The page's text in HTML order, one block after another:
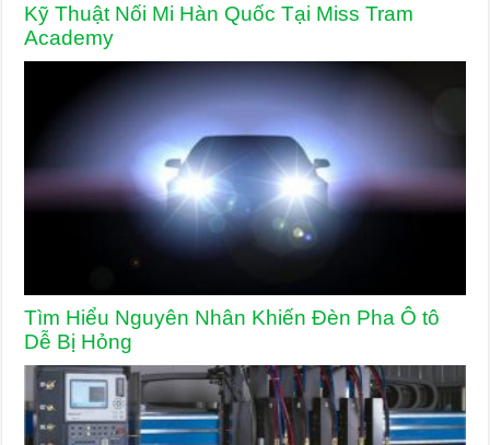
Kỹ Thuật Nối Mi Hàn Quốc Tại Miss Tram
Academy
Tìm Hiểu Nguyên Nhân Khiến Đèn Pha Ô tô
Dễ Bị Hỏng